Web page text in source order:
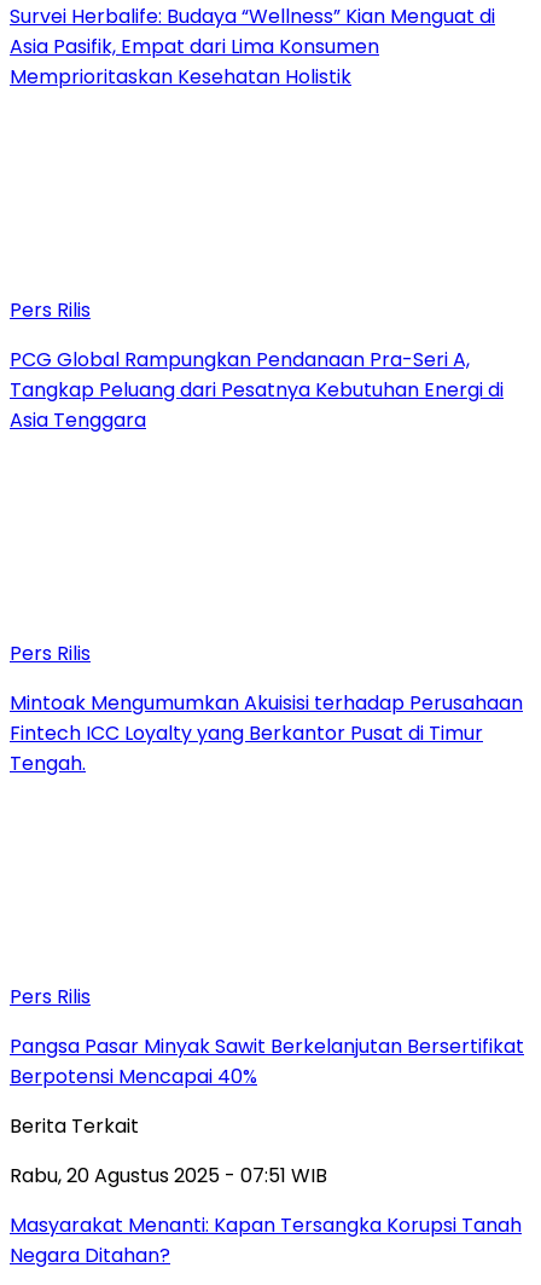
Survei Herbalife: Budaya “Wellness” Kian Menguat di
Asia Pasifik, Empat dari Lima Konsumen
Memprioritaskan Kesehatan Holistik
Pers Rilis
PCG Global Rampungkan Pendanaan Pra-Seri A,
Tangkap Peluang dari Pesatnya Kebutuhan Energi di
Asia Tenggara
Pers Rilis
Mintoak Mengumumkan Akuisisi terhadap Perusahaan
Fintech ICC Loyalty yang Berkantor Pusat di Timur
Tengah.
Pers Rilis
Pangsa Pasar Minyak Sawit Berkelanjutan Bersertifikat
Berpotensi Mencapai 40%
Berita Terkait
Rabu, 20 Agustus 2025 - 07:51 WIB
Masyarakat Menanti: Kapan Tersangka Korupsi Tanah
Negara Ditahan?